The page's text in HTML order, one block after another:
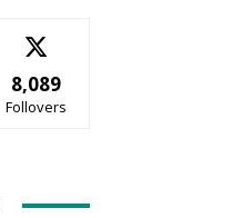
8,089
Follovers